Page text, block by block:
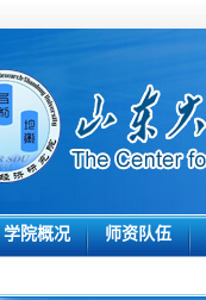
学院概况 师资队伍